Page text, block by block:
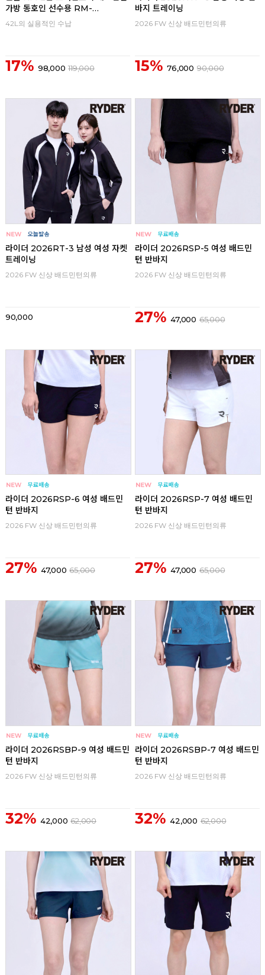
가방 동호인 선수용 RM-
TN24012
42L의 실용적인 수납
17% 98,000 119,000
바지 트레이닝
2026 FW 신상 배드민턴의류
15% 76,000 90,000
라이더 2026RT-3 남성 여성 자켓
트레이닝
2026 FW 신상 배드민턴의류
90,000
라이더 2026RSP-5 여성 배드민
턴 반바지
2026 FW 신상 배드민턴의류
27% 47,000 65,000
라이더 2026RSP-6 여성 배드민
턴 반바지
2026 FW 신상 배드민턴의류
27% 47,000 65,000
라이더 2026RSP-7 여성 배드민
턴 반바지
2026 FW 신상 배드민턴의류
27% 47,000 65,000
라이더 2026RSBP-9 여성 배드민
턴 반바지
2026 FW 신상 배드민턴의류
32% 42,000 62,000
라이더 2026RSBP-7 여성 배드민
턴 반바지
2026 FW 신상 배드민턴의류
32% 42,000 62,000